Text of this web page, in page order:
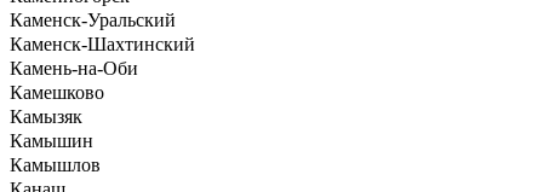
Каменск-Уральский
Каменск-Шахтинский
Камень-на-Оби
Камешково
Камызяк
Камышин
Камышлов